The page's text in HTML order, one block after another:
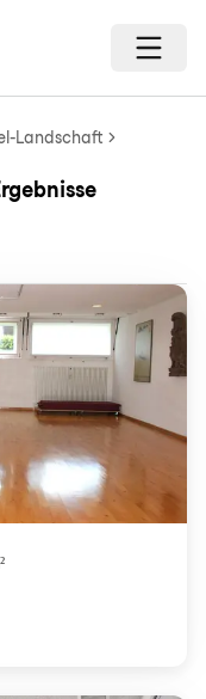
Landschaft